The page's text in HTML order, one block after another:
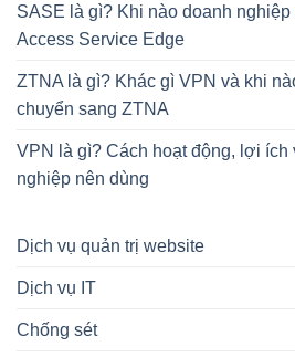
SASE là gì? Khi nào doanh
Access Service Edge
ZTNA là gì? Khác gì VPN và khi
chuyển sang ZTNA
VPN là gì? Cách hoạt động, lợi ích
nghiệp nên dùng
Dịch vụ quản trị website
Dịch vụ IT
Chống sét